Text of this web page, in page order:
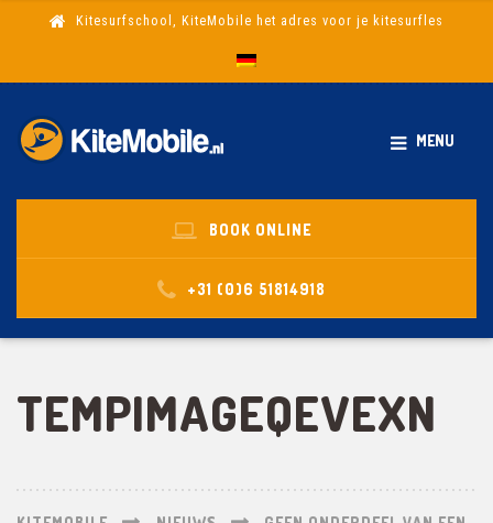
Kitesurfschool, KiteMobile het adres voor je kitesurfles
MENU
BOOK ONLINE
+31 (0)6 51814918
TEMPIMAGEQEVEXN